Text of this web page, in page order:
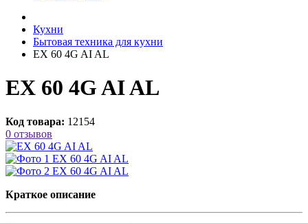
Кухни
Бытовая техника для кухни
EX 60 4G AI AL
EX 60 4G AI AL
Код товара: 12154
0 отзывов
Краткое описание